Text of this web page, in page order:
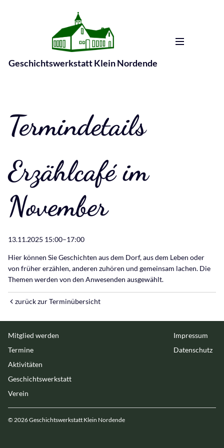
Geschichtswerkstatt Klein Nordende
Termindetails
Erzählcafé im
November
13.11.2025 15:00–17:00
Hier können Sie Geschichten aus dem Dorf, aus dem Leben oder
von früher erzählen, anderen zuhören und gemeinsam lachen. Die
Themen werden von den Anwesenden ausgewählt.
zurück zur Terminübersicht
Navigation
überspringen
Mitglied werden
Termine
Aktivitäten
Geschichtswerkstatt
Verein
Navigation
überspringen
Impressum
Datenschutz
© 2026 Geschichtswerkstatt Klein Nordende